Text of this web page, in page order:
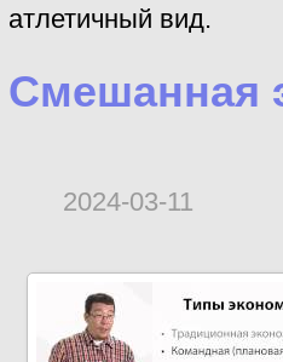
атлетичный вид.
Смешанная
2024-03-11